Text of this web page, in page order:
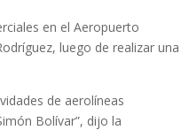
en el Aeropuerto
luego de realizar una
de aerolíneas
Bolívar”, dijo la